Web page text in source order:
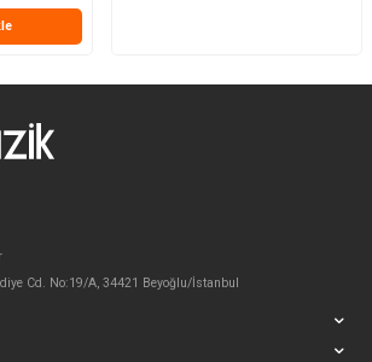
Cd. No:19/A, 34421 Beyoğlu/İstanbul